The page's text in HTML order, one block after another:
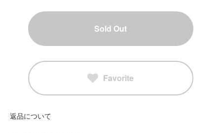
Sold Out
Favorite
返品について